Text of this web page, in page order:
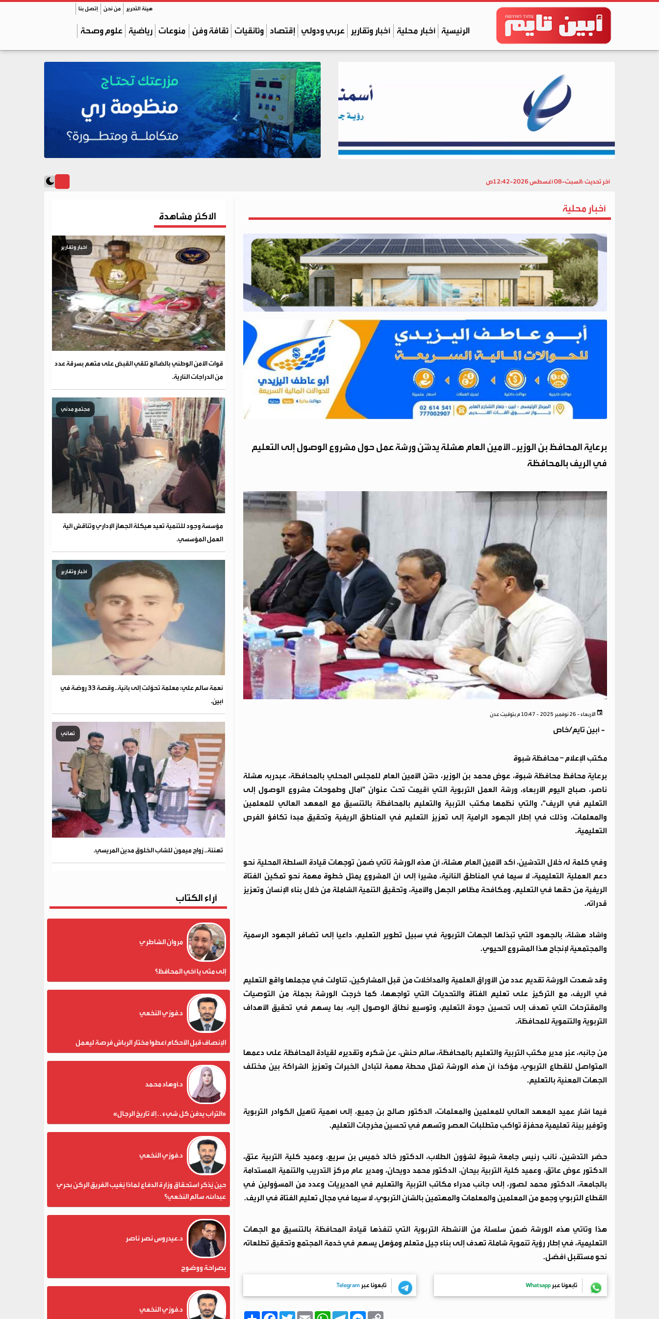
هيئة التحرير من نحن إتصل بنا
الرئيسية أخبار محلية أخبار وتقارير عربي ودولي إقتصاد وثائقيات ثقافة وفن منوعات رياضية علوم وصحة
آخر تحديث :السبت-08 أغسطس 2026-12:42ص
أخبار محلية
برعاية المحافظ بن الوزير.. الأمين العام هشلة يدشّن ورشة عمل حول مشروع الوصول إلى التعليم
في الريف بالمحافظة
الأربعاء - 26 نوفمبر 2025 - 10:47 م بتوقيت عدن
- أبين تايم/خاص
مكتب الإعلام – محافظة شبوة
برعاية محافظ محافظة شبوة، عوض محمد بن الوزير، دشّن الأمين العام للمجلس المحلي بالمحافظة، عبدربه هشلة
ناصر، صباح اليوم الأربعاء، ورشة العمل التربوية التي أقيمت تحت عنوان "آمال وطموحات مشروع الوصول إلى
التعليم في الريف"، والتي نظمها مكتب التربية والتعليم بالمحافظة بالتنسيق مع المعهد العالي للمعلمين
والمعلمات، وذلك في إطار الجهود الرامية إلى تعزيز التعليم في المناطق الريفية وتحقيق مبدأ تكافؤ الفرص
التعليمية.
وفي كلمة له خلال التدشين، أكد الأمين العام هشلة، أن هذه الورشة تأتي ضمن توجهات قيادة السلطة المحلية نحو
دعم العملية التعليمية، لا سيما في المناطق النائية، مشيرًا إلى أن المشروع يمثل خطوة مهمة نحو تمكين الفتاة
الريفية من حقها في التعليم، ومكافحة مظاهر الجهل والأمية، وتحقيق التنمية الشاملة من خلال بناء الإنسان وتعزيز
قدراته.
وأشاد هشلة، بالجهود التي تبذلها الجهات التربوية في سبيل تطوير التعليم، داعيًا إلى تضافر الجهود الرسمية
والمجتمعية لإنجاح هذا المشروع الحيوي.
وقد شهدت الورشة تقديم عدد من الأوراق العلمية والمداخلات من قبل المشاركين، تناولت في مجملها واقع التعليم
في الريف، مع التركيز على تعليم الفتاة والتحديات التي تواجهها، كما خرجت الورشة بجملة من التوصيات
والمقترحات التي تهدف إلى تحسين جودة التعليم، وتوسيع نطاق الوصول إليه، بما يسهم في تحقيق الأهداف
التربوية والتنموية للمحافظة.
من جانبه، عبّر مدير مكتب التربية والتعليم بالمحافظة، سالم حنش، عن شكره وتقديره لقيادة المحافظة على دعمها
المتواصل للقطاع التربوي، مؤكدًا أن هذه الورشة تمثل محطة مهمة لتبادل الخبرات وتعزيز الشراكة بين مختلف
الجهات المعنية بالتعليم.
فيما أشار عميد المعهد العالي للمعلمين والمعلمات، الدكتور صالح بن جميع، إلى أهمية تأهيل الكوادر التربوية
وتوفير بيئة تعليمية محفزة تواكب متطلبات العصر وتسهم في تحسين مخرجات التعليم.
حضر التدشين، نائب رئيس جامعة شبوة لشؤون الطلاب، الدكتور خالد خميس بن سريع، وعميد كلية التربية عتق،
الدكتور عوض عاتق، وعميد كلية التربية بيحان، الدكتور محمد دويحان، ومدير عام مركز التدريب والتنمية المستدامة
بالجامعة، الدكتور محمد لصور، إلى جانب مدراء مكاتب التربية والتعليم في المديريات وعدد من المسؤولين في
القطاع التربوي وجمع من المعلمين والمعلمات والمهتمين بالشأن التربوي، لا سيما في مجال تعليم الفتاة في الريف.
هذا وتأتي هذه الورشة ضمن سلسلة من الأنشطة التربوية التي تنفذها قيادة المحافظة بالتنسيق مع الجهات
التعليمية، في إطار رؤية تنموية شاملة تهدف إلى بناء جيل متعلم ومؤهل يسهم في خدمة المجتمع وتحقيق تطلعاته
نحو مستقبل أفضل.
تابعونا عبر Whatsapp تابعونا عبر Telegram
ا
F
T
E
W
T
M
C
الاكثر مشاهدة
أخبار وتقارير
قوات الأمن الوطني بالضالع تلقي القبض على متهم بسرقة عدد
من الدراجات النارية.
مجتمع مدني
مؤسسة وجود للتنمية تعيد هيكلة الجهاز الإداري وتناقش آلية
العمل المؤسسي.
أخبار وتقارير
نعمة سالم علي: معلمة تحوّلت إلى بانية.. وقصة 33 روضة في
أبين.
تهاني
تهنئة.. زواج ميمون للشاب الخلوق مدين المريسي.
آراء الكتاب
مروان الشاطري
إلى متى يا أخي المحافظ؟
د.فوزي النخعي
الإنصاف قبل الأحكام أعطوا مختار الرباش فرصة ليعمل
د.أوهاد محمد
«التراب يدفن كل شيء . . إلا تاريخ الرجال»
د.فوزي النخعي
حين يُذكر استحقاق وزارة الدفاع لماذا يُغيب الفريق الركن بحري
عبدالله سالم النخعي؟
د.عيدروس نصر ناصر
بصراحة ووضوح
د.فوزي النخعي